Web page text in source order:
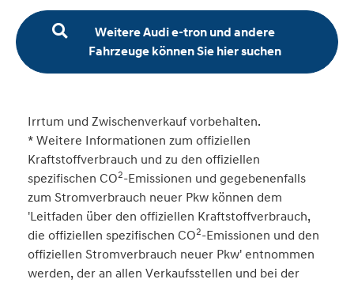
Weitere Audi e-tron und andere
Fahrzeuge können Sie hier suchen
Irrtum und Zwischenverkauf vorbehalten.
* Weitere Informationen zum offiziellen
Kraftstoffverbrauch und zu den offiziellen
spezifischen CO2-Emissionen und gegebenenfalls
zum Stromverbrauch neuer Pkw können dem
'Leitfaden über den offiziellen Kraftstoffverbrauch,
die offiziellen spezifischen CO2-Emissionen und den
offiziellen Stromverbrauch neuer Pkw' entnommen
werden, der an allen Verkaufsstellen und bei der